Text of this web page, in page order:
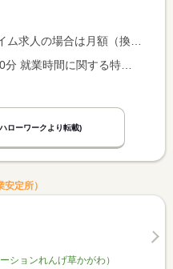
、パート求人の場合は時間額を表示しています。
ローワークより転載)
定所）
ションれんげ草かがわ）